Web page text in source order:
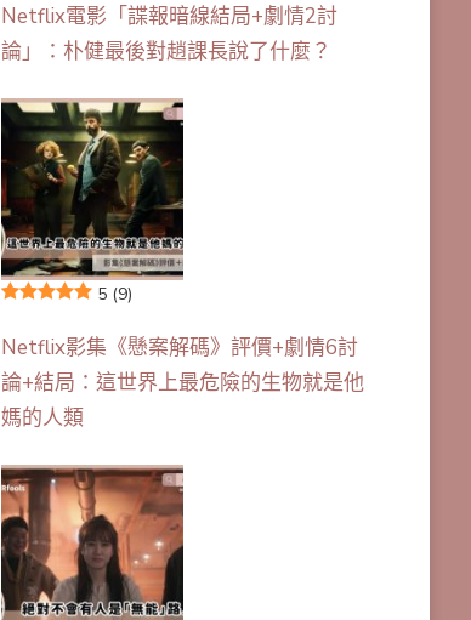
Netflix電影「諜報暗線結局+劇情2討
論」：朴健最後對趙課長說了什麼？
5 (9)
Netflix影集《懸案解碼》評價+劇情6討
論+結局：這世界上最危險的生物就是他
媽的人類